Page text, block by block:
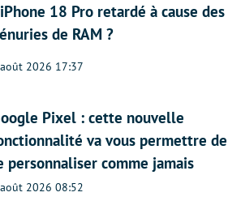
18 Pro retardé à cause des
de RAM ?
2026 17:37
Pixel : cette nouvelle
va vous permettre de
personnaliser comme jamais
2026 08:52